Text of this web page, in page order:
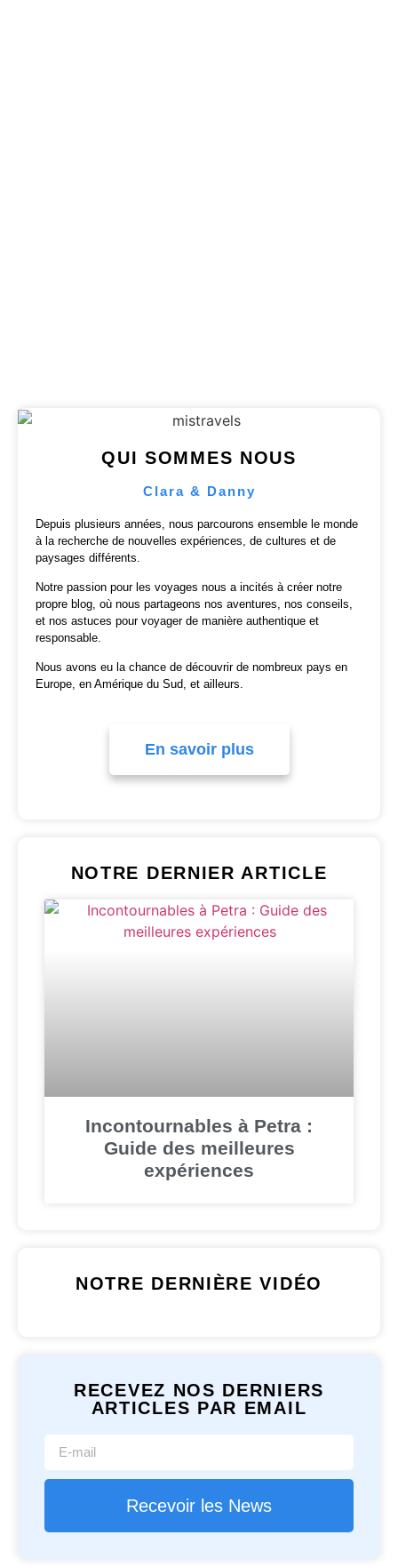
QUI SOMMES NOUS
Clara & Danny
Depuis plusieurs années, nous parcourons ensemble le monde
à la recherche de nouvelles expériences, de cultures et de
paysages différents.
Notre passion pour les voyages nous a incités à créer notre
propre blog, où nous partageons nos aventures, nos conseils,
et nos astuces pour voyager de manière authentique et
responsable.
Nous avons eu la chance de découvrir de nombreux pays en
Europe, en Amérique du Sud, et ailleurs.
En savoir plus
NOTRE DERNIER ARTICLE
Incontournables à Petra :
Guide des meilleures
expériences
NOTRE DERNIÈRE VIDÉO
RECEVEZ NOS DERNIERS
ARTICLES PAR EMAIL
Recevoir les News